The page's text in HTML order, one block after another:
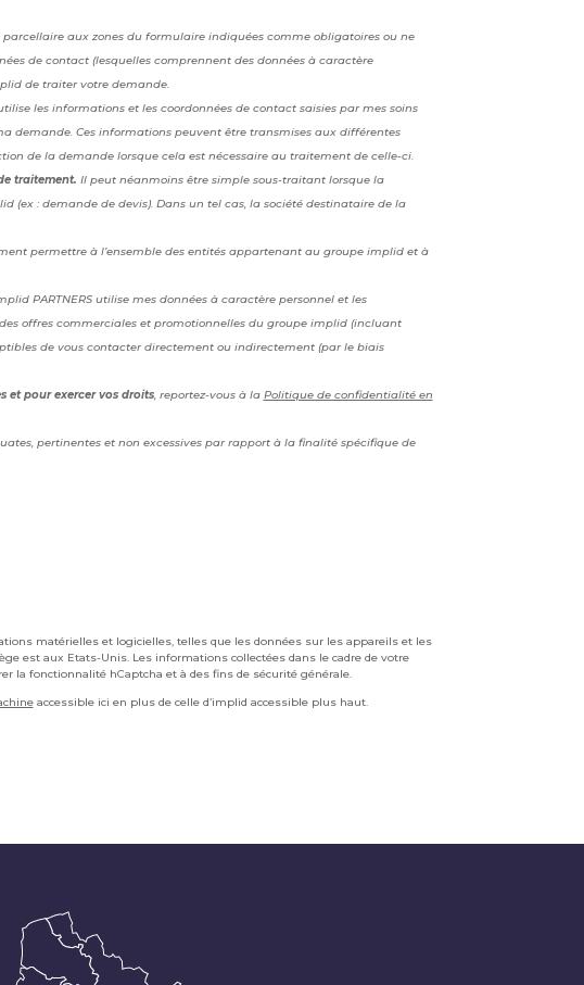
aux zones du formulaire indiquées comme obligatoires ou ne
de contact (lesquelles comprennent des données à caractère
de traiter votre demande.
les informations et les coordonnées de contact saisies par mes soins
demande. Ces informations peuvent être transmises aux différentes
de la demande lorsque cela est nécessaire au traitement de celle-ci.
traitement. Il peut néanmoins être simple sous-traitant lorsque la
: demande de devis). Dans un tel cas, la société destinataire de la
permettre à l’ensemble des entités appartenant au groupe implid et à
PARTNERS utilise mes données à caractère personnel et les
offres commerciales et promotionnelles du groupe implid (incluant
de vous contacter directement ou indirectement (par le biais
et pour exercer vos droits, reportez-vous à la Politique de confidentialité en
pertinentes et non excessives par rapport à la finalité spécifique de
matérielles et logicielles, telles que les données sur les appareils et les
est aux Etats-Unis. Les informations collectées dans le cadre de votre
la fonctionnalité hCaptcha et à des fins de sécurité générale.
accessible ici en plus de celle d’implid accessible plus haut.